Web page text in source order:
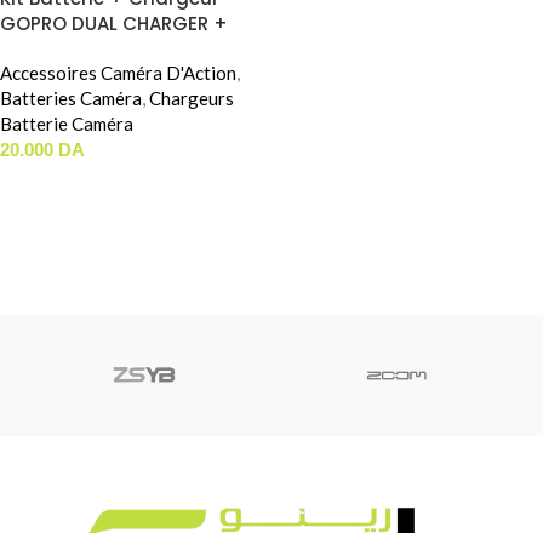
GOPRO DUAL CHARGER +
Accessoires Caméra D'Action,
Batteries Caméra,Chargeurs
Batterie Caméra
20.000 DA